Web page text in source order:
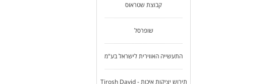
קבוצת שטראוס
שופרסל
התעשייה האווירית לישראל בע"מ
תירוש יציקות איכות - Tirosh David